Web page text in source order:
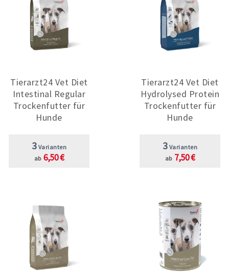
Tierarzt24 Vet Diet
Intestinal Regular
Trockenfutter für
Hunde
3 Varianten
ab 6,50 €
Tierarzt24 Vet Diet
Hydrolysed Protein
Trockenfutter für
Hunde
3 Varianten
ab 7,50 €